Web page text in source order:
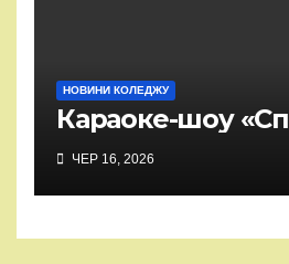
НОВИНИ КОЛЕДЖУ
Караоке-шоу
ЧЕР 16, 2026